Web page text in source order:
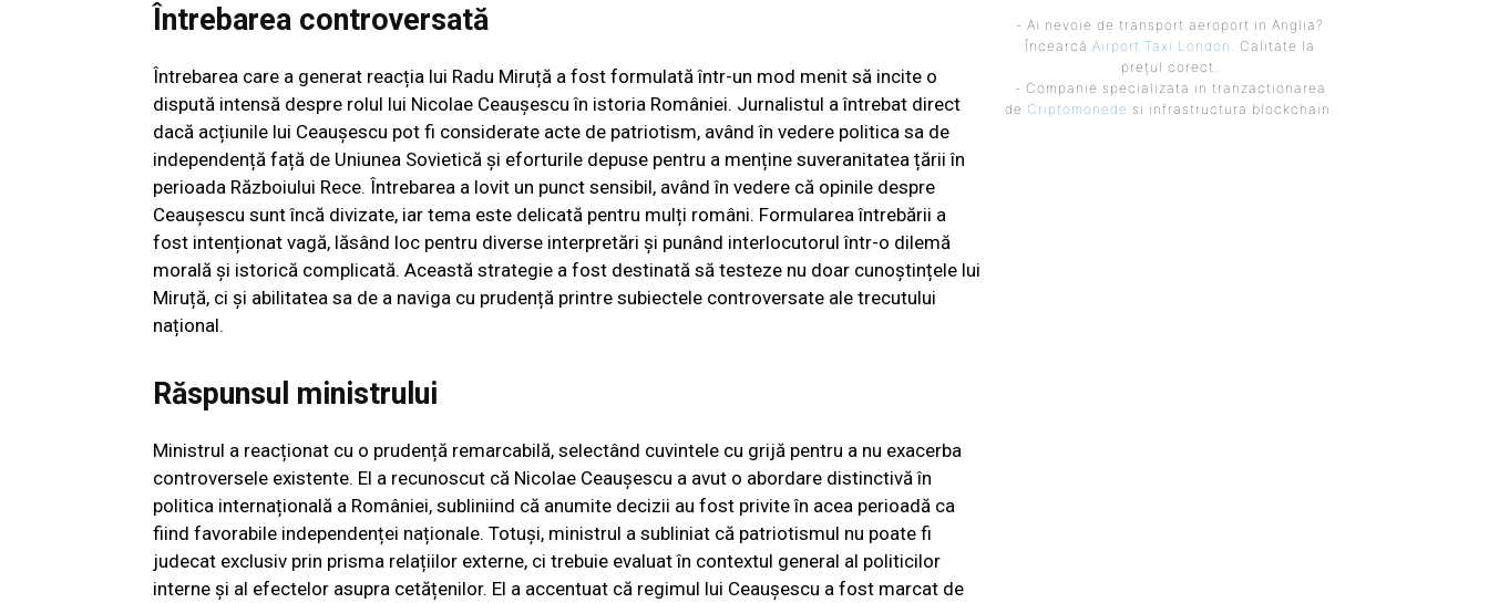
Întrebarea controversată
Întrebarea care a generat reacția lui Radu Miruță a fost formulată într-un mod menit să incite o
dispută intensă despre rolul lui Nicolae Ceaușescu în istoria României. Jurnalistul a întrebat direct
dacă acțiunile lui Ceaușescu pot fi considerate acte de patriotism, având în vedere politica sa de
independență față de Uniunea Sovietică și eforturile depuse pentru a menține suveranitatea țării în
perioada Războiului Rece. Întrebarea a lovit un punct sensibil, având în vedere că opinile despre
Ceaușescu sunt încă divizate, iar tema este delicată pentru mulți români. Formularea întrebării a
fost intenționat vagă, lăsând loc pentru diverse interpretări și punând interlocutorul într-o dilemă
morală și istorică complicată. Această strategie a fost destinată să testeze nu doar cunoștințele lui
Miruță, ci și abilitatea sa de a naviga cu prudență printre subiectele controversate ale trecutului
național.
Răspunsul ministrului
Ministrul a reacționat cu o prudență remarcabilă, selectând cuvintele cu grijă pentru a nu exacerba
controversele existente. El a recunoscut că Nicolae Ceaușescu a avut o abordare distinctivă în
politica internațională a României, subliniind că anumite decizii au fost privite în acea perioadă ca
fiind favorabile independenței naționale. Totuși, ministrul a subliniat că patriotismul nu poate fi
judecat exclusiv prin prisma relațiilor externe, ci trebuie evaluat în contextul general al politicilor
interne și al efectelor asupra cetățenilor. El a accentuat că regimul lui Ceaușescu a fost marcat de
- Ai nevoie de transport aeroport in Anglia?
Încearcă Airport Taxi London . Calitate la
prețul corect.
- Companie specializata in tranzactionarea
de Criptomonede si infrastructura blockchain.